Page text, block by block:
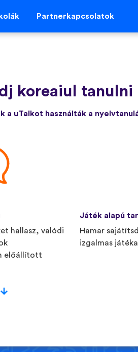
Partnerkapcsolatok
koreaiul tanulni
a uTalkot használták a
hallasz, valódi
előállított
Játék alapú
Hamar
izgalmas